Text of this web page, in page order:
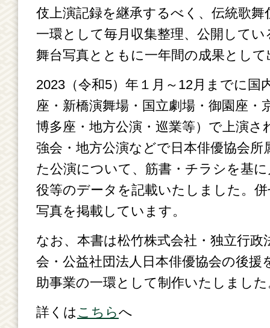
伎上演記録を継承するべく、伝統歌
一環として毎月収集整理、公開して
舞台写真とともに一年間の成果とし
2023（令和5）年１月～12月までに国
座・新橋演舞場・国立劇場・御園座・
博多座・地方公演・巡業等）で上演さ
強会・地方公演などで日本俳優協会所
た公演について、筋書・チラシを基
役等のデータを記載いたしました。
写真を掲載しています。
なお、本書は松竹株式会社・独立行政
会・公益社団法人日本俳優協会の後援
助事業の一環として制作いたしまし
詳くは こちらへ